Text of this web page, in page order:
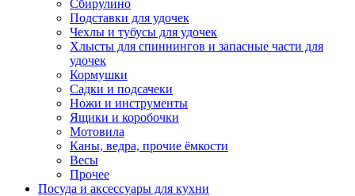
Сбирулино
Подставки для удочек
Чехлы и тубусы для удочек
Хлысты для спиннингов и запасные части для
удочек
Кормушки
Садки и подсачеки
Ножи и инструменты
Ящики и коробочки
Мотовила
Каны, ведра, прочие ёмкости
Весы
Прочее
Посуда и аксессуары для кухни